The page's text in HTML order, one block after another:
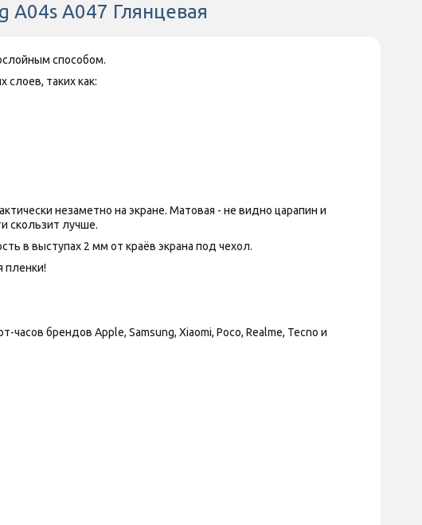
A04s A047 Глянцевая
способом.
таких как:
незаметно на экране. Матовая - не видно царапин и
скользит лучше.
в выступах 2 мм от краёв экрана под чехол.
пленки!
брендов Apple, Samsung, Xiaomi, Poco, Realme, Tecno и